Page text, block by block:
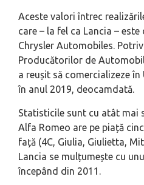
Aceste valori întrec
care – la fel ca Lancia –
Chrysler Automobiles.
Producătorilor de
a reușit să comercializeze
în anul 2019, deocamdată.
Statisticile sunt cu atât mai
Alfa Romeo are pe piață
față (4C, Giulia, Giulietta,
Lancia se mulțumește cu
începând din 2011.